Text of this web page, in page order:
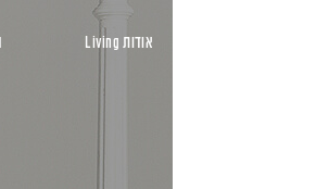
אודות Living